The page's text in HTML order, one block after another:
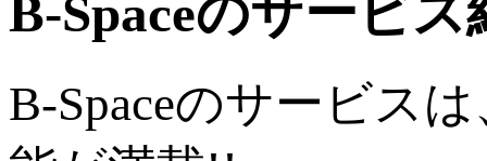
B-Spaceのサービス
B-Spaceのサービス